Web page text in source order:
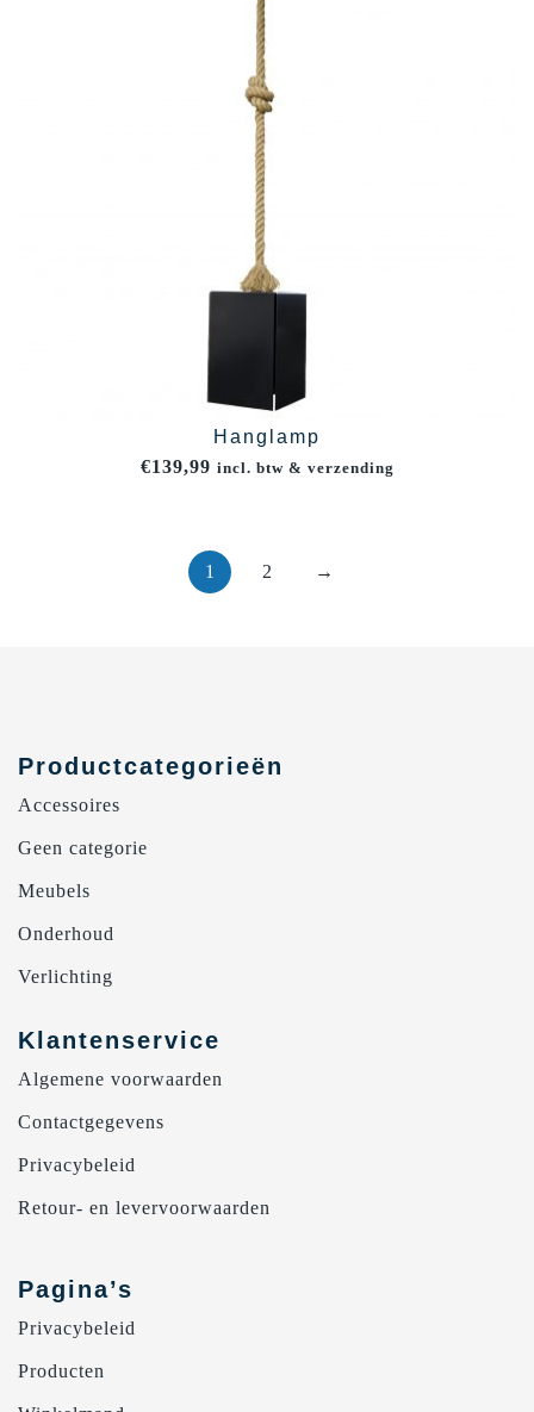
Hanglamp
€139,99 incl. btw & verzending
1 2 →
Productcategorieën
Accessoires
Geen categorie
Meubels
Onderhoud
Verlichting
Klantenservice
Algemene voorwaarden
Contactgegevens
Privacybeleid
Retour- en levervoorwaarden
Pagina’s
Privacybeleid
Producten